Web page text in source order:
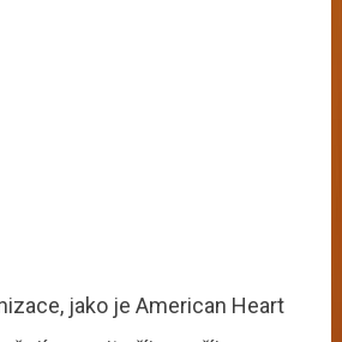
jako je American Heart